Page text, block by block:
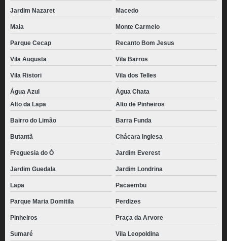
Jardim Nazaret Macedo
Maia Monte Carmelo
Parque Cecap Recanto Bom Jesus
Vila Augusta Vila Barros
Vila Ristori Vila dos Telles
Água Azul
Água Chata
Alto da Lapa
Alto de Pinheiros
Bairro do Limão Barra Funda
Butantã Chácara Inglesa
Freguesia do Ó Jardim Everest
Jardim Guedala Jardim Londrina
Lapa Pacaembu
Parque Maria Domitila Perdizes
Pinheiros Praça da Arvore
Sumaré Vila Leopoldina